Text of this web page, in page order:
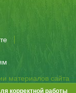
материалов сайта
корректной работы